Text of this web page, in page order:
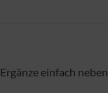
einfach neben